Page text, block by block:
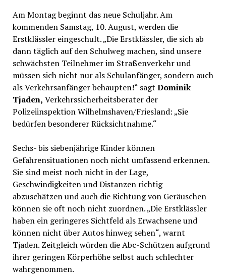
Am Montag beginnt das neue Schuljahr. Am
kommenden Samstag, 10. August, werden die
Erstklässler eingeschult. „Die Erstklässler, die sich ab
dann täglich auf den Schulweg machen, sind unsere
schwächsten Teilnehmer im Straßenverkehr und
müssen sich nicht nur als Schulanfänger, sondern auch
als Verkehrsanfänger behaupten!“ sagt Dominik
Tjaden, Verkehrssicherheitsberater der
Polizeiinspektion Wilhelmshaven/Friesland: „Sie
bedürfen besonderer Rücksichtnahme.“
Sechs- bis siebenjährige Kinder können
Gefahrensituationen noch nicht umfassend erkennen.
Sie sind meist noch nicht in der Lage,
Geschwindigkeiten und Distanzen richtig
abzuschätzen und auch die Richtung von Geräuschen
können sie oft noch nicht zuordnen. „Die Erstklässler
haben ein geringeres Sichtfeld als Erwachsene und
können nicht über Autos hinweg sehen“, warnt
Tjaden. Zeitgleich würden die Abc-Schützen aufgrund
ihrer geringen Körperhöhe selbst auch schlechter
wahrgenommen.